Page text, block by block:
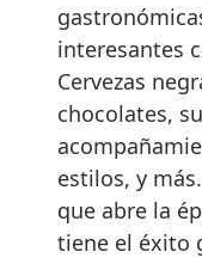
interesantes
Cervezas
chocolates,
estilos, y
que abre la
tiene el éxito